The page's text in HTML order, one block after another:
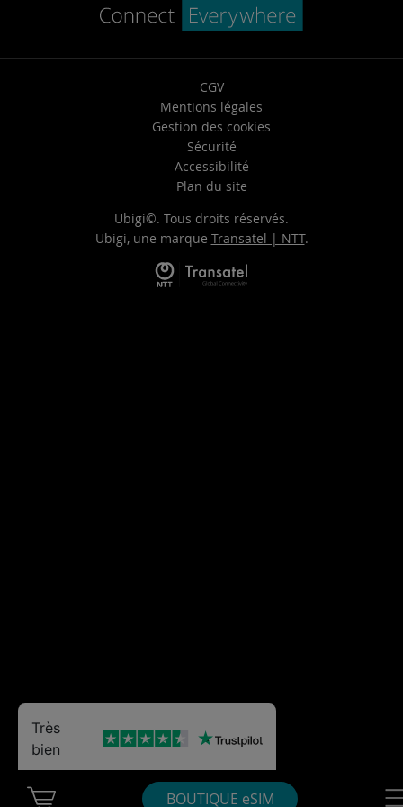
BOUTIQUE eSIM
CGV
Mentions légales
Gestion des cookies
Sécurité
Accessibilité
Plan du site
Ubigi©. Tous droits réservés.
Ubigi, une marque Transatel | NTT.
Très
bien